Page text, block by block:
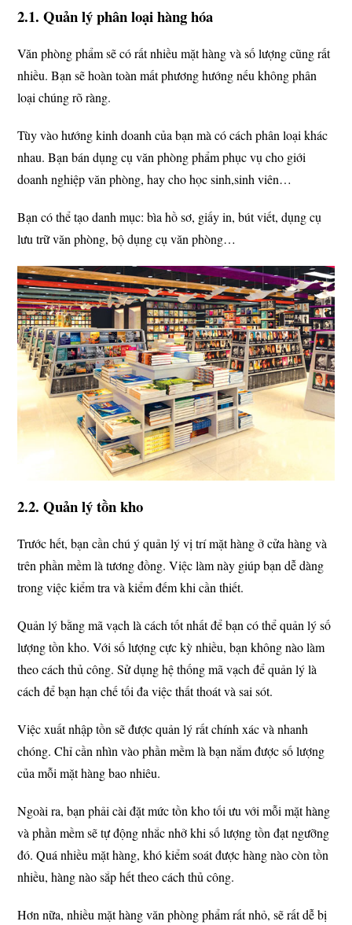
2.1. Quản lý phân loại hàng hóa
Văn phòng phẩm sẽ có rất nhiều mặt hàng và số lượng cũng rất
nhiều. Bạn sẽ hoàn toàn mất phương hướng nếu không phân
loại chúng rõ ràng.
Tùy vào hướng kinh doanh của bạn mà có cách phân loại khác
nhau. Bạn bán dụng cụ văn phòng phẩm phục vụ cho giới
doanh nghiệp văn phòng, hay cho học sinh,sinh viên…
Bạn có thể tạo danh mục: bìa hồ sơ, giấy in, bút viết, dụng cụ
lưu trữ văn phòng, bộ dụng cụ văn phòng…
2.2. Quản lý tồn kho
Trước hết, bạn cần chú ý quản lý vị trí mặt hàng ở cửa hàng và
trên phần mềm là tương đồng. Việc làm này giúp bạn dễ dàng
trong việc kiểm tra và kiểm đếm khi cần thiết.
Quản lý bằng mã vạch là cách tốt nhất để bạn có thể quản lý số
lượng tồn kho. Với số lượng cực kỳ nhiều, bạn không nào làm
theo cách thủ công. Sử dụng hệ thống mã vạch để quản lý là
cách để bạn hạn chế tối đa việc thất thoát và sai sót.
Việc xuất nhập tồn sẽ được quản lý rất chính xác và nhanh
chóng. Chỉ cần nhìn vào phần mềm là bạn nắm được số lượng
của mỗi mặt hàng bao nhiêu.
Ngoài ra, bạn phải cài đặt mức tồn kho tối ưu với mỗi mặt hàng
và phần mềm sẽ tự động nhắc nhở khi số lượng tồn đạt ngưỡng
đó. Quá nhiều mặt hàng, khó kiểm soát được hàng nào còn tồn
nhiều, hàng nào sắp hết theo cách thủ công.
Hơn nữa, nhiều mặt hàng văn phòng phẩm rất nhỏ, sẽ rất dễ bị